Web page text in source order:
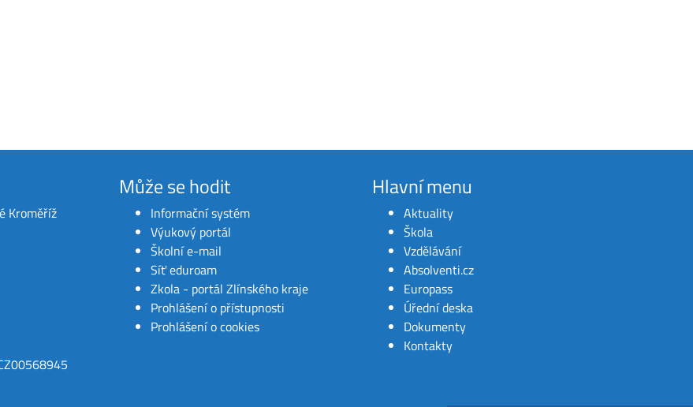
Kroměříž
Může se hodit
Informační systém
Výukový portál
Školní e-mail
Síť eduroam
Zkola - portál Zlínského kraje
Prohlášení o přístupnosti
Prohlášení o cookies
Hlavní menu
Aktuality
Škola
Vzdělávání
Absolventi.cz
Europass
Úřední deska
Dokumenty
Kontakty